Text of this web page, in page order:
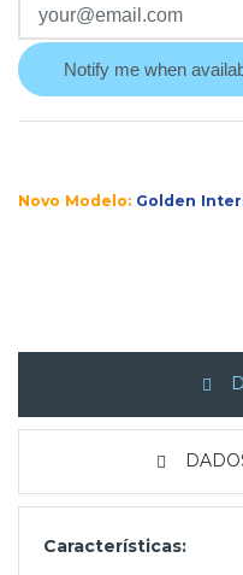
Notify me when
Novo Modelo: Golden
Características: